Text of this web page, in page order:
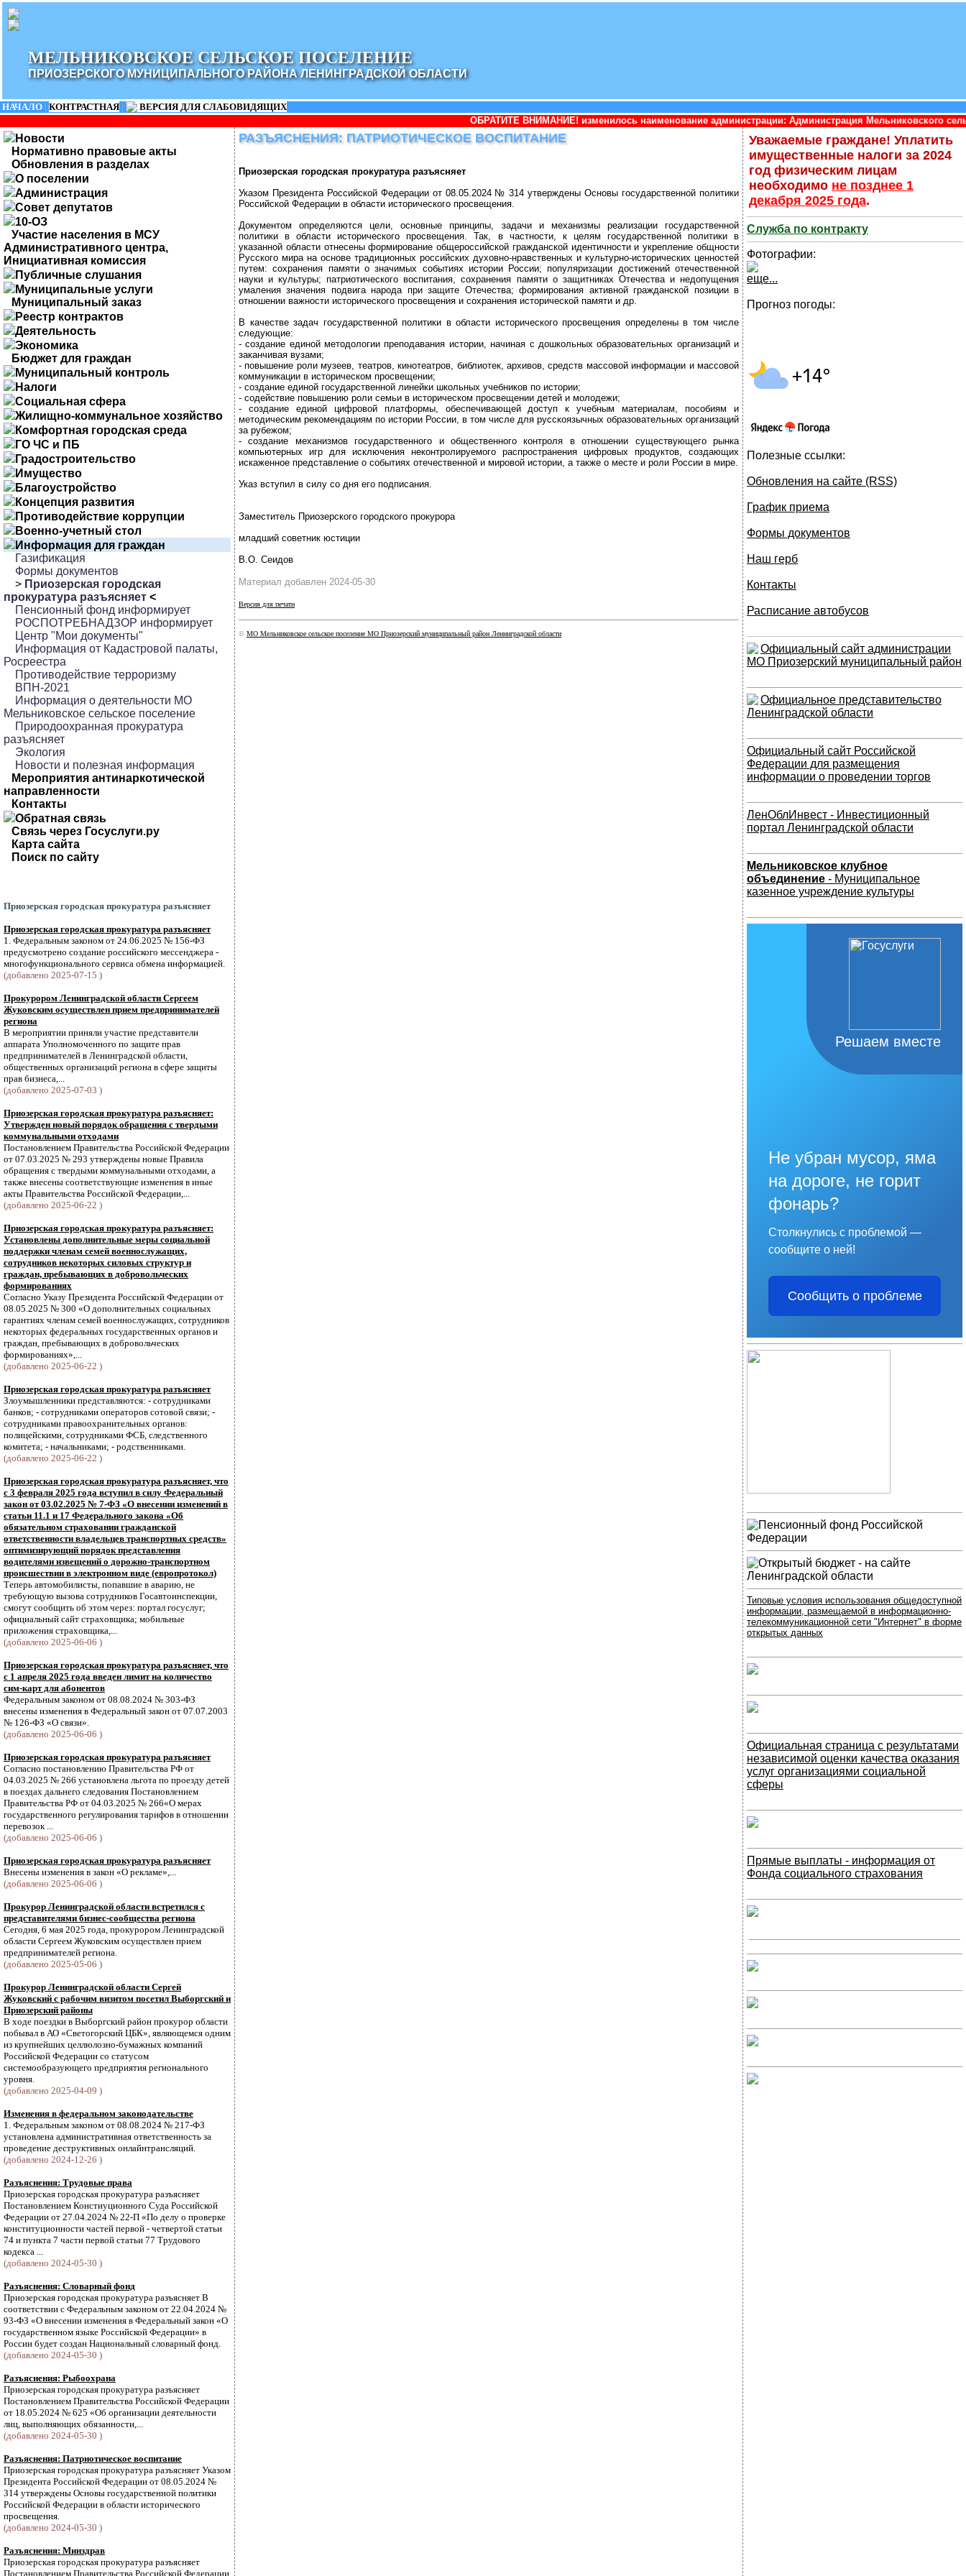
МЕЛЬНИКОВСКОЕ СЕЛЬСКОЕ ПОСЕЛЕНИЕ
ПРИОЗЕРСКОГО МУНИЦИПАЛЬНОГО РАЙОНА ЛЕНИНГРАДСКОЙ ОБЛАСТИ
НАЧАЛО | КОНТРАСТНАЯ |
ВЕРСИЯ ДЛЯ СЛАБОВИДЯЩИХ
ОБРАТИТЕ ВНИМАНИЕ! изменилось наименование администрации: Администрация Мельниковского сельского
Новости
Нормативно правовые акты
Обновления в разделах
О поселении
Администрация
Совет депутатов
10-ОЗ
Участие населения в МСУ
Административного центра,
Инициативная комиссия
Публичные слушания
Муниципальные услуги
Муниципальный заказ
Реестр контрактов
Деятельность
Экономика
Бюджет для граждан
Муниципальный контроль
Налоги
Социальная сфера
Жилищно-коммунальное хозяйство
Комфортная городская среда
ГО ЧС и ПБ
Градостроительство
Имущество
Благоустройство
Концепция развития
Противодействие коррупции
Военно-учетный стол
Информация для граждан
Газификация
Формы документов
> Приозерская городская
прокуратура разъясняет <
Пенсионный фонд информирует
РОСПОТРЕБНАДЗОР информирует
Центр "Мои документы"
Информация от Кадастровой палаты,
Росреестра
Противодействие терроризму
ВПН-2021
Информация о деятельности МО
Мельниковское сельское поселение
Природоохранная прокуратура
разъясняет
Экология
Новости и полезная информация
Мероприятия антинаркотической
направленности
Контакты
Обратная связь
Связь через Госуслуги.ру
Карта сайта
Поиск по сайту
Приозерская городская прокуратура разъясняет
Приозерская городская прокуратура разъясняет
1. Федеральным законом от 24.06.2025 № 156-ФЗ
предусмотрено создание российского мессенджера -
многофункционального сервиса обмена информацией.
(добавлено 2025-07-15 )
Прокурором Ленинградской области Сергеем
Жуковским осуществлен прием предпринимателей
региона
В мероприятии приняли участие представители
аппарата Уполномоченного по защите прав
предпринимателей в Ленинградской области,
общественных организаций региона в сфере защиты
прав бизнеса,...
(добавлено 2025-07-03 )
Приозерская городская прокуратура разъясняет:
Утвержден новый порядок обращения с твердыми
коммунальными отходами
Постановлением Правительства Российской Федерации
от 07.03.2025 № 293 утверждены новые Правила
обращения с твердыми коммунальными отходами, а
также внесены соответствующие изменения в иные
акты Правительства Российской Федерации,...
(добавлено 2025-06-22 )
Приозерская городская прокуратура разъясняет:
Установлены дополнительные меры социальной
поддержки членам семей военнослужащих,
сотрудников некоторых силовых структур и
граждан, пребывающих в добровольческих
формированиях
Согласно Указу Президента Российской Федерации от
08.05.2025 № 300 «О дополнительных социальных
гарантиях членам семей военнослужащих, сотрудников
некоторых федеральных государственных органов и
граждан, пребывающих в добровольческих
формированиях»,...
(добавлено 2025-06-22 )
Приозерская городская прокуратура разъясняет
Злоумышленники представляются: - сотрудниками
банков; - сотрудниками операторов сотовой связи; -
сотрудниками правоохранительных органов:
полицейскими, сотрудниками ФСБ, следственного
комитета; - начальниками; - родственниками.
(добавлено 2025-06-22 )
Приозерская городская прокуратура разъясняет, что
с 3 февраля 2025 года вступил в силу Федеральный
закон от 03.02.2025 № 7-ФЗ «О внесении изменений в
статьи 11.1 и 17 Федерального закона «Об
обязательном страховании гражданской
ответственности владельцев транспортных средств»
оптимизирующий порядок представления
водителями извещений о дорожно-транспортном
происшествии в электронном виде (европротокол)
Теперь автомобилисты, попавшие в аварию, не
требующую вызова сотрудников Госавтоинспекции,
смогут сообщить об этом через: портал госуслуг;
официальный сайт страховщика; мобильные
приложения страховщика,...
(добавлено 2025-06-06 )
Приозерская городская прокуратура разъясняет, что
с 1 апреля 2025 года введен лимит на количество
сим-карт для абонентов
Федеральным законом от 08.08.2024 № 303-ФЗ
внесены изменения в Федеральный закон от 07.07.2003
№ 126-ФЗ «О связи».
(добавлено 2025-06-06 )
Приозерская городская прокуратура разъясняет
Согласно постановлению Правительства РФ от
04.03.2025 № 266 установлена льгота по проезду детей
в поездах дальнего следования Постановлением
Правительства РФ от 04.03.2025 № 266«О мерах
государственного регулирования тарифов в отношении
перевозок ...
(добавлено 2025-06-06 )
Приозерская городская прокуратура разъясняет
Внесены изменения в закон «О рекламе»,...
(добавлено 2025-06-06 )
Прокурор Ленинградской области встретился с
представителями бизнес-сообщества региона
Сегодня, 6 мая 2025 года, прокурором Ленинградской
области Сергеем Жуковским осуществлен прием
предпринимателей региона.
(добавлено 2025-05-06 )
Прокурор Ленинградской области Сергей
Жуковский с рабочим визитом посетил Выборгский и
Приозерский районы
В ходе поездки в Выборгский район прокурор области
побывал в АО «Светогорский ЦБК», являющемся одним
из крупнейших целлюлозно-бумажных компаний
Российской Федерации со статусом
системообразующего предприятия регионального
уровня.
(добавлено 2025-04-09 )
Изменения в федеральном законодательстве
1. Федеральным законом от 08.08.2024 № 217-ФЗ
установлена административная ответственность за
проведение деструктивных онлайнтрансляций.
(добавлено 2024-12-26 )
Разъяснения: Трудовые права
Приозерская городская прокуратура разъясняет
Постановлением Констиуционного Суда Российской
Федерации от 27.04.2024 № 22-П «По делу о проверке
конституционности частей первой - четвертой статьи
74 и пункта 7 части первой статьи 77 Трудового
кодекса ...
(добавлено 2024-05-30 )
Разъяснения: Словарный фонд
Приозерская городская прокуратура разъясняет В
соответствии с Федеральным законом от 22.04.2024 №
93-ФЗ «О внесении изменения в Федеральный закон «О
государственном языке Российской Федерации» в
России будет создан Национальный словарный фонд.
(добавлено 2024-05-30 )
Разъяснения: Рыбоохрана
Приозерская городская прокуратура разъясняет
Постановлением Правительства Российской Федерации
от 18.05.2024 № 625 «Об организации деятельности
лиц, выполняющих обязанности,...
(добавлено 2024-05-30 )
Разъяснения: Патриотическое воспитание
Приозерская городская прокуратура разъясняет Указом
Президента Российской Федерации от 08.05.2024 №
314 утверждены Основы государственной политики
Российской Федерации в области исторического
просвещения.
(добавлено 2024-05-30 )
Разъяснения: Минздрав
Приозерская городская прокуратура разъясняет
Постановлением Правительства Российской Федерации
РАЗЪЯСНЕНИЯ: ПАТРИОТИЧЕСКОЕ ВОСПИТАНИЕ
Приозерская городская прокуратура разъясняет
Указом Президента Российской Федерации от 08.05.2024 № 314 утверждены Основы государственной политики
Российской Федерации в области исторического просвещения.
Документом определяются цели, основные принципы, задачи и механизмы реализации государственной
политики в области исторического просвещения. Так, в частности, к целям государственной политики в
указанной области отнесены формирование общероссийской гражданской идентичности и укрепление общности
Русского мира на основе традиционных российских духовно-нравственных и культурно-исторических ценностей
путем: сохранения памяти о значимых событиях истории России; популяризации достижений отечественной
науки и культуры; патриотического воспитания, сохранения памяти о защитниках Отечества и недопущения
умаления значения подвига народа при защите Отечества; формирования активной гражданской позиции в
отношении важности исторического просвещения и сохранения исторической памяти и др.
В качестве задач государственной политики в области исторического просвещения определены в том числе
следующие:
- создание единой методологии преподавания истории, начиная с дошкольных образовательных организаций и
заканчивая вузами;
- повышение роли музеев, театров, кинотеатров, библиотек, архивов, средств массовой информации и массовой
коммуникации в историческом просвещении;
- создание единой государственной линейки школьных учебников по истории;
- содействие повышению роли семьи в историческом просвещении детей и молодежи;
- создание единой цифровой платформы, обеспечивающей доступ к учебным материалам, пособиям и
методическим рекомендациям по истории России, в том числе для русскоязычных образовательных организаций
за рубежом;
- создание механизмов государственного и общественного контроля в отношении существующего рынка
компьютерных игр для исключения неконтролируемого распространения цифровых продуктов, создающих
искаженное представление о событиях отечественной и мировой истории, а также о месте и роли России в мире.
Указ вступил в силу со дня его подписания.
Заместитель Приозерского городского прокурора
младший советник юстиции
В.О. Сеидов
Материал добавлен 2024-05-30
Версия для печати
© МО Мельниковское сельское поселение МО Приозерский муниципальный район Ленинградской области
Уважаемые граждане! Уплатить
имущественные налоги за 2024
год физическим лицам
необходимо не позднее 1
декабря 2025 года.
Служба по контракту
Фотографии:
еще...
Прогноз погоды:
Полезные ссылки:
Обновления на сайте (RSS)
График приема
Формы документов
Наш герб
Контакты
Расписание автобусов
Официальный сайт администрации
МО Приозерский муниципальный район
Официальное представительство
Ленинградской области
Официальный сайт Российской
Федерации для размещения
информации о проведении торгов
ЛенОблИнвест - Инвестиционный
портал Ленинградской области
Мельниковское клубное
объединение - Муниципальное
казенное учреждение культуры
Решаем вместе
Не убран мусор, яма
на дороге, не горит
фонарь?
Столкнулись с проблемой —
сообщите о ней!
Сообщить о проблеме
Типовые условия использования общедоступной
информации, размещаемой в информационно-
телекоммуникационной сети "Интернет" в форме
открытых данных
Официальная страница с результатами
независимой оценки качества оказания
услуг организациями социальной
сферы
Прямые выплаты - информация от
Фонда социального страхования